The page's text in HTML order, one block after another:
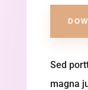
Sed
magna